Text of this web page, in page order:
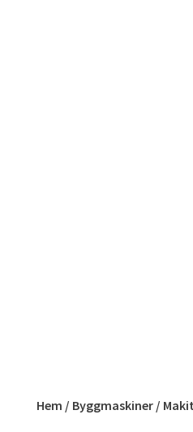
Hem / Byggmaskiner/